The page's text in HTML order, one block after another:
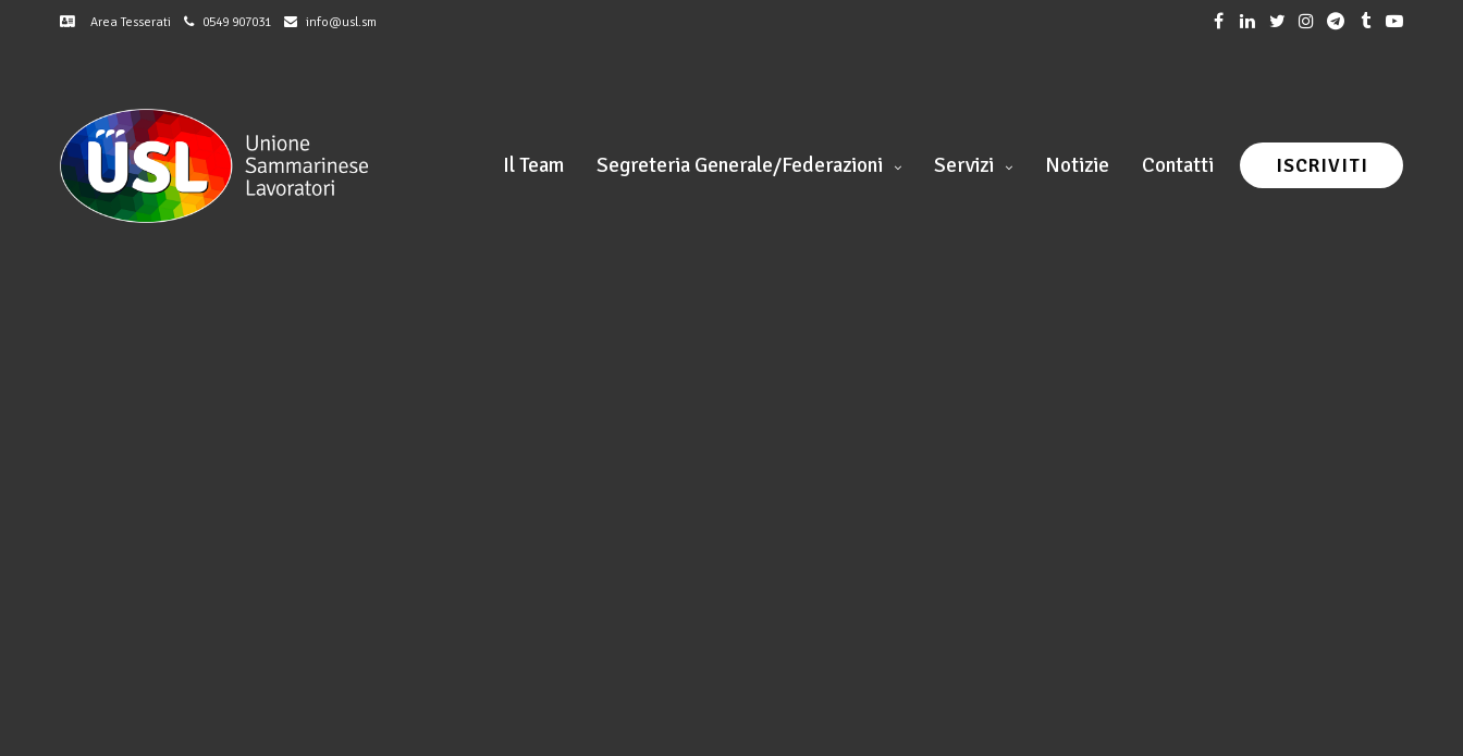
Area Tesserati 0549 907031 info@usl.sm
Il Team Segreteria Generale/Federazioni Servizi Notizie Contatti ISCRIVITI